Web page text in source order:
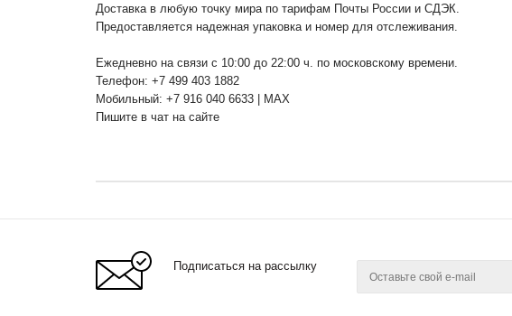
Доставка в любую точку мира по тарифам Почты России и СДЭК.
Предоставляется надежная упаковка и номер для отслеживания.
Ежедневно на связи с 10:00 до 22:00 ч. по московскому времени.
Телефон: +7 499 403 1882
Мобильный: +7 916 040 6633 | MAX
Пишите в чат на сайте
Подписаться на рассылку